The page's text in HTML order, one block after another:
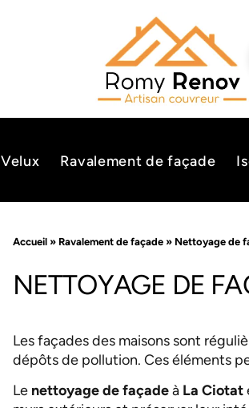
Velux Ravalement de façade
Accueil» Ravalement de façade» Nettoyage de
NETTOYAGE DE
Les façades des maisons sont
dépôts de pollution. Ces éléments
Le nettoyage de façadeà La Ciotat